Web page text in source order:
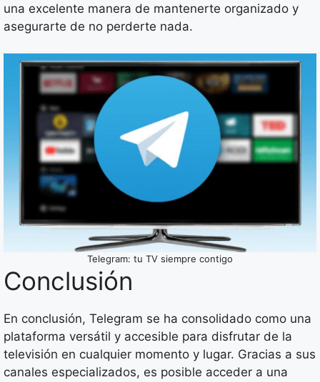
una excelente manera de mantenerte organizado y
asegurarte de no perderte nada.
Telegram: tu TV siempre contigo
Conclusión
En conclusión, Telegram se ha consolidado como una
plataforma versátil y accesible para disfrutar de la
televisión en cualquier momento y lugar. Gracias a sus
canales especializados, es posible acceder a una